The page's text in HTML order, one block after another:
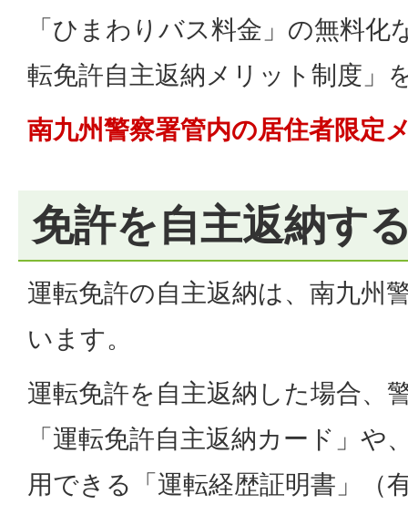
「ひまわりバス料金」の無料
転免許自主返納メリット制度」
南九州警察署管内の居住者限定
免許を自主返納す
運転免許の自主返納は、南九州
います。
運転免許を自主返納した場合、
「運転免許自主返納カード」や
用できる「運転経歴証明書」（